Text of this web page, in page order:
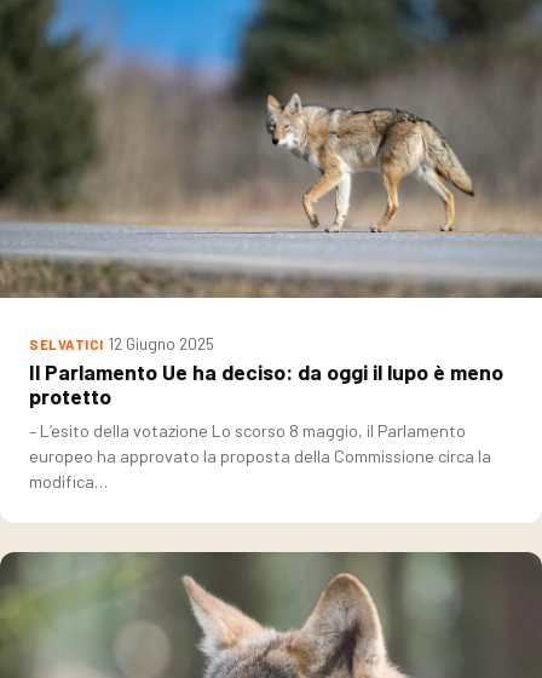
SELVATICI 12 Giugno 2025
Il Parlamento Ue ha deciso: da oggi il lupo è meno
protetto
– L’esito della votazione Lo scorso 8 maggio, il Parlamento
europeo ha approvato la proposta della Commissione circa la
modifica…